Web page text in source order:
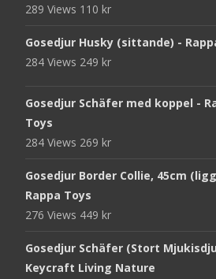
289 Views 110 kr
Gosedjur Husky (sittande) -
284 Views 249 kr
Gosedjur Schäfer med koppel -
Toys
284 Views 269 kr
Gosedjur Border Collie, 45cm
Rappa Toys
276 Views 449 kr
Gosedjur Schäfer (Stort
Keycraft Living Nature